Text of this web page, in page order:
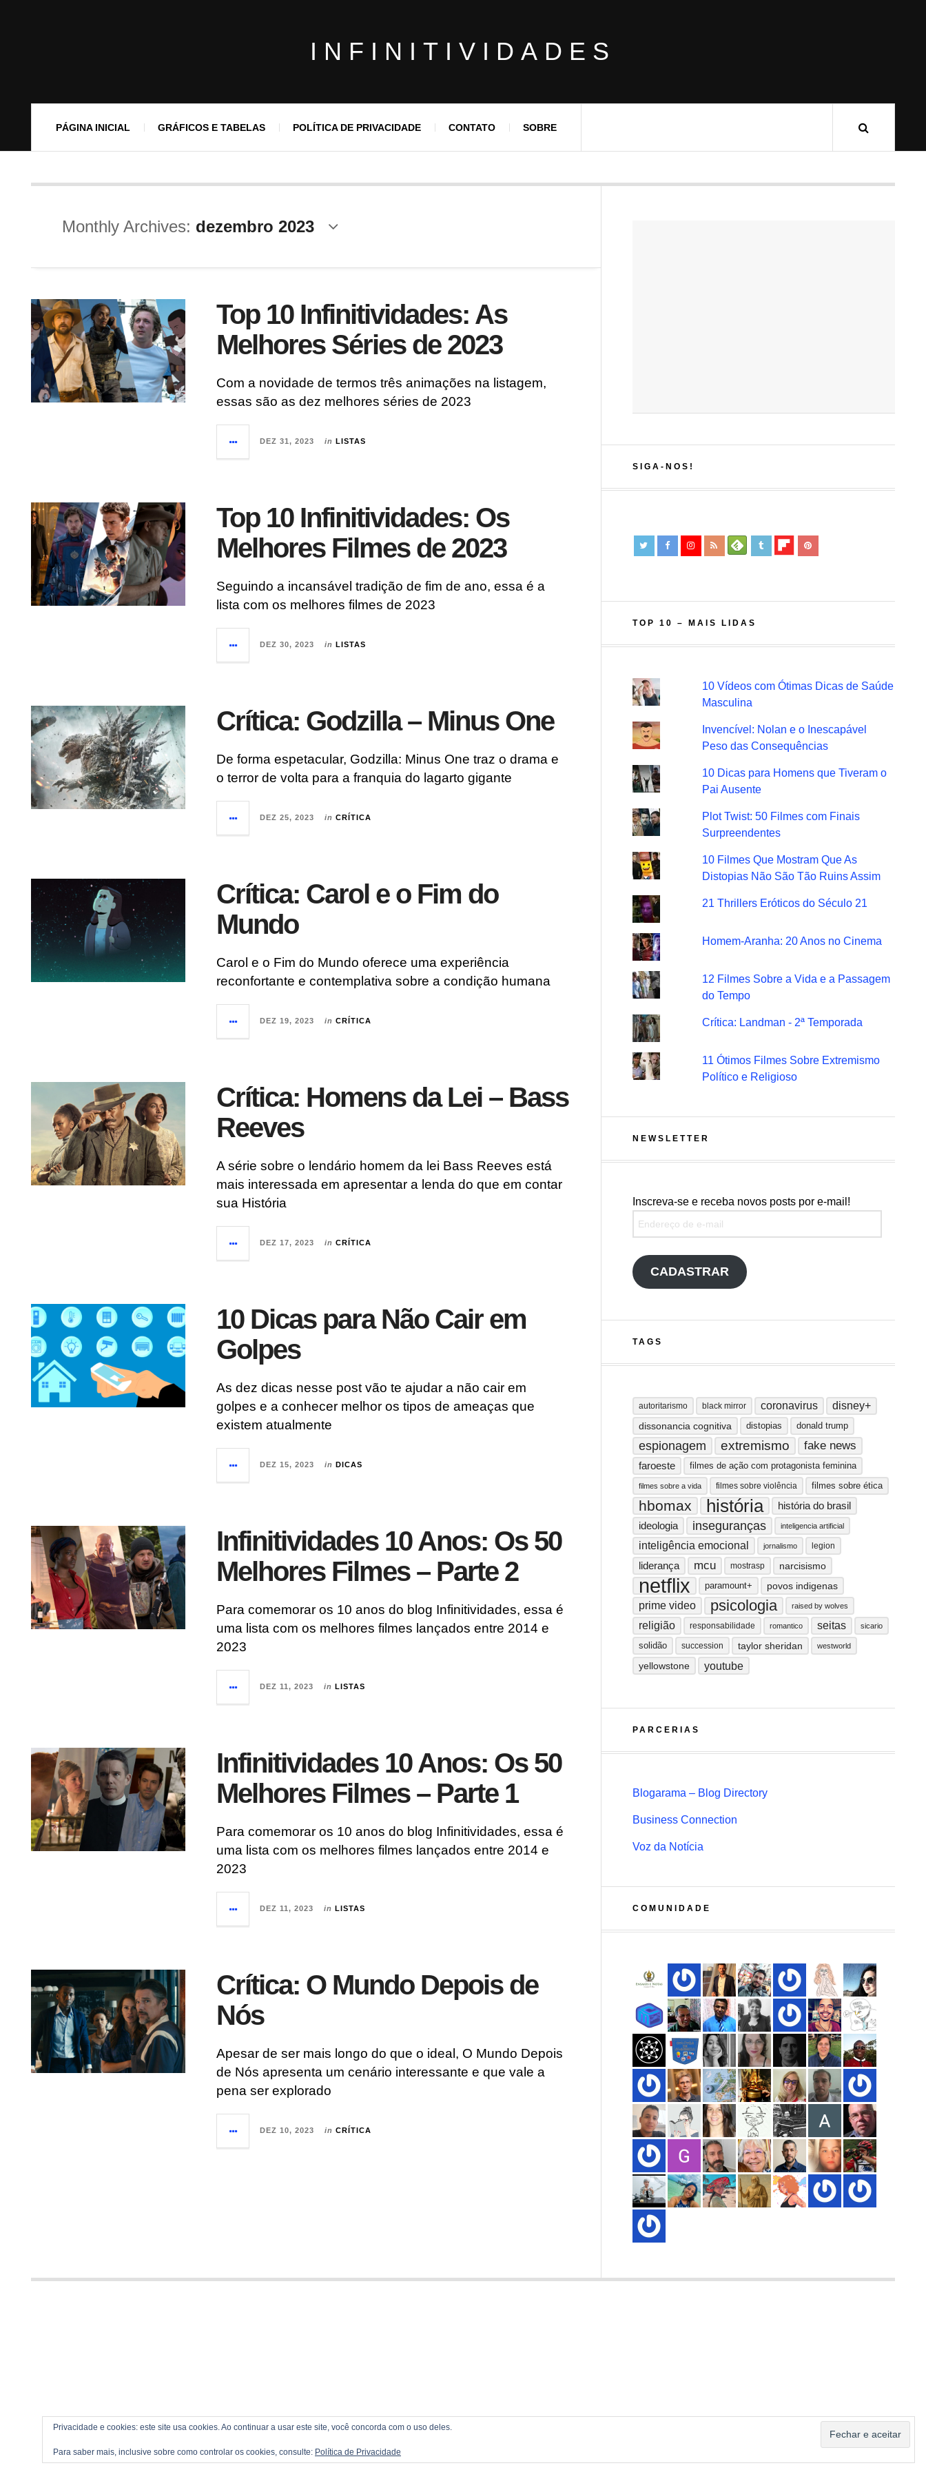
INFINITIVIDADES
PÁGINA INICIAL GRÁFICOS E TABELAS POLÍTICA DE PRIVACIDADE CONTATO SOBRE
Monthly Archives: dezembro 2023
Top 10 Infinitividades: As
Melhores Séries de 2023
Com a novidade de termos três animações na listagem,
essas são as dez melhores séries de 2023
DEZ 31, 2023 in LISTAS
Top 10 Infinitividades: Os
Melhores Filmes de 2023
Seguindo a incansável tradição de fim de ano, essa é a
lista com os melhores filmes de 2023
DEZ 30, 2023 in LISTAS
Crítica: Godzilla – Minus One
De forma espetacular, Godzilla: Minus One traz o drama e
o terror de volta para a franquia do lagarto gigante
DEZ 25, 2023 in CRÍTICA
Crítica: Carol e o Fim do
Mundo
Carol e o Fim do Mundo oferece uma experiência
reconfortante e contemplativa sobre a condição humana
DEZ 19, 2023 in CRÍTICA
Crítica: Homens da Lei – Bass
Reeves
A série sobre o lendário homem da lei Bass Reeves está
mais interessada em apresentar a lenda do que em contar
sua História
DEZ 17, 2023 in CRÍTICA
10 Dicas para Não Cair em
Golpes
As dez dicas nesse post vão te ajudar a não cair em
golpes e a conhecer melhor os tipos de ameaças que
existem atualmente
DEZ 15, 2023 in DICAS
Infinitividades 10 Anos: Os 50
Melhores Filmes – Parte 2
Para comemorar os 10 anos do blog Infinitividades, essa é
uma lista com os melhores filmes lançados entre 2014 e
2023
DEZ 11, 2023 in LISTAS
Infinitividades 10 Anos: Os 50
Melhores Filmes – Parte 1
Para comemorar os 10 anos do blog Infinitividades, essa é
uma lista com os melhores filmes lançados entre 2014 e
2023
DEZ 11, 2023 in LISTAS
Crítica: O Mundo Depois de
Nós
Apesar de ser mais longo do que o ideal, O Mundo Depois
de Nós apresenta um cenário interessante e que vale a
pena ser explorado
DEZ 10, 2023 in CRÍTICA
SIGA-NOS!
TOP 10 – MAIS LIDAS
10 Vídeos com Ótimas Dicas de Saúde
Masculina
Invencível: Nolan e o Inescapável
Peso das Consequências
10 Dicas para Homens que Tiveram o
Pai Ausente
Plot Twist: 50 Filmes com Finais
Surpreendentes
10 Filmes Que Mostram Que As
Distopias Não São Tão Ruins Assim
21 Thrillers Eróticos do Século 21
Homem-Aranha: 20 Anos no Cinema
12 Filmes Sobre a Vida e a Passagem
do Tempo
Crítica: Landman - 2ª Temporada
11 Ótimos Filmes Sobre Extremismo
Político e Religioso
NEWSLETTER
Inscreva-se e receba novos posts por e-mail!
CADASTRAR
TAGS
autoritarismo black mirror coronavirus disney+
dissonancia cognitiva distopias donald trump
espionagem extremismo fake news
faroeste filmes de ação com protagonista feminina
filmes sobre a vida filmes sobre violência filmes sobre ética
hbomax história história do brasil
ideologia inseguranças inteligencia artificial
inteligência emocional jornalismo legion
liderança mcu mostrasp narcisismo
netflix paramount+ povos indigenas
prime video psicologia raised by wolves
religião responsabilidade romantico seitas sicario
solidão succession taylor sheridan westworld
yellowstone youtube
Privacidade e cookies: este site usa cookies. Ao continuar a usar este site, você concorda com o uso deles.
Para saber mais, inclusive sobre como controlar os cookies, consulte: Política de Privacidade
PARCERIAS
Blogarama – Blog Directory
Business Connection
Voz da Notícia
COMUNIDADE